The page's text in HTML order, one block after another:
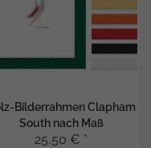
Bilderrahmen Clapham
South nach Maß
25,50 € *